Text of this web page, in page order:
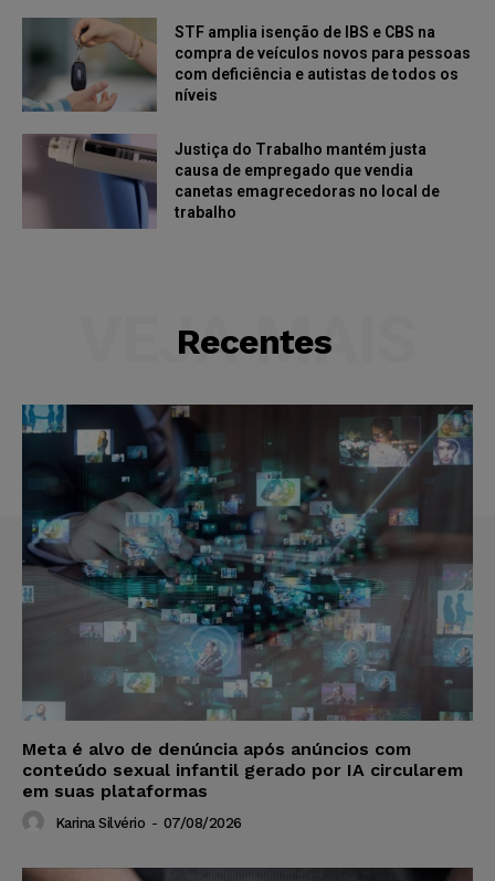
STF amplia isenção de IBS e CBS na
compra de veículos novos para pessoas
com deficiência e autistas de todos os
níveis
Justiça do Trabalho mantém justa
causa de empregado que vendia
canetas emagrecedoras no local de
trabalho
Recentes
VEJA MAIS
Meta é alvo de denúncia após anúncios com
conteúdo sexual infantil gerado por IA circularem
em suas plataformas
Karina Silvério - 07/08/2026